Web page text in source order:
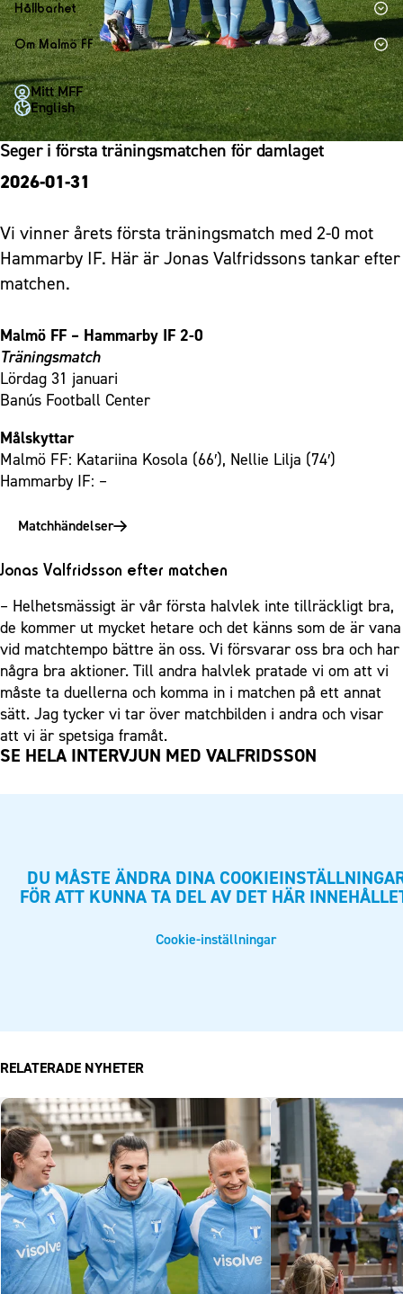
Fotbollsnätverket
P19
F19
P17
F17
Malmö Trophy
Partner dam
Matchdag på Eleda Stadion
MFF-museet & rundvandringar
Fest & Event
Konferens
Möte
Mässa
Sommarfest
Julshow
Vanliga frågor om 1910 Event
Hållbarhet
Hållbarhet
Himmelsblå framtid – en match för miljön
MFF i samhället
Laget för alla
Nattfotboll
Himmelsblå Tillsammans
Grundskolefotboll mot rasismer
Skolakademier
Fonder
Om Malmö FF
Om Malmö FF
Kontakt
Press och media
Historik – herrlaget
Historik – damlaget
Policydokument
Personuppgiftspolicy
Mitt MFF
English
Seger i första träningsmatchen för damlaget
2026-01-31
Vi vinner årets första träningsmatch med 2-0 mot
Hammarby IF. Här är Jonas Valfridssons tankar efter
matchen.
Malmö FF – Hammarby IF 2-0
Träningsmatch
Lördag 31 januari
Banús Football Center
Målskyttar
Malmö FF: Katariina Kosola (66′), Nellie Lilja (74′)
Hammarby IF: –
Matchhändelser
Jonas Valfridsson efter matchen
– Helhetsmässigt är vår första halvlek inte tillräckligt bra,
de kommer ut mycket hetare och det känns som de är vana
vid matchtempo bättre än oss. Vi försvarar oss bra och har
några bra aktioner. Till andra halvlek pratade vi om att vi
måste ta duellerna och komma in i matchen på ett annat
sätt. Jag tycker vi tar över matchbilden i andra och visar
att vi är spetsiga framåt.
SE HELA INTERVJUN MED VALFRIDSSON
DU MÅSTE ÄNDRA DINA
FÖR ATT KUNNA TA DEL AV DET HÄR
Cookie-inställningar
RELATERADE NYHETER